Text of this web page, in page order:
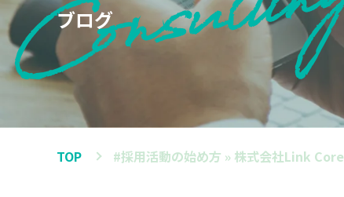
ブログ
TOP #採用活動の始め方 » 株式会社Link Core